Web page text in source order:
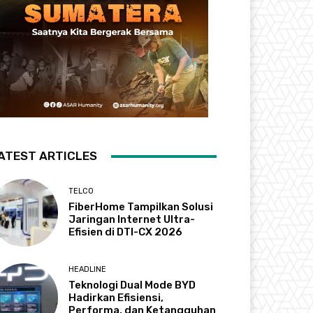
ARTICLES
TELCO
FiberHome Tampilkan Solusi
Jaringan Internet Ultra-
Efisien di DTI-CX 2026
HEADLINE
Teknologi Dual Mode BYD
Hadirkan Efisiensi,